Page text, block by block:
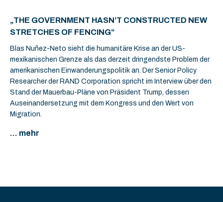
„THE GOVERNMENT HASN’T CONSTRUCTED NEW
STRETCHES OF FENCING“
Blas Nuñez-Neto sieht die humanitäre Krise an der US-
mexikanischen Grenze als das derzeit dringendste Problem der
amerikanischen Einwanderungspolitik an. Der Senior Policy
Researcher der RAND Corporation spricht im Interview über den
Stand der Mauerbau-Pläne von Präsident Trump, dessen
Auseinandersetzung mit dem Kongress und den Wert von
Migration.
... mehr